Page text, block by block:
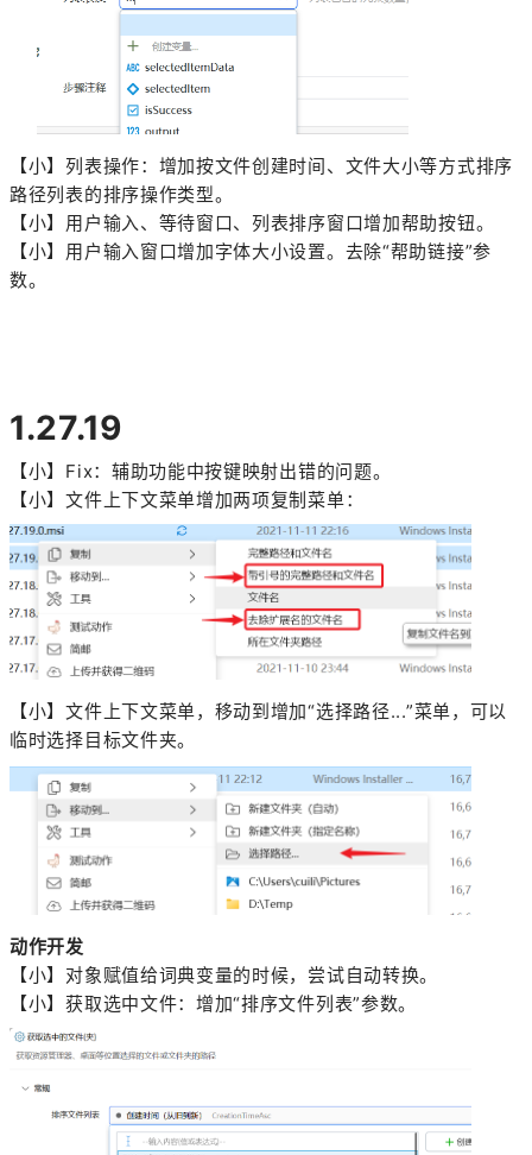
【小】列表操作：增加按文件创建时间、文件大小等方式排序
路径列表的排序操作类型。
【小】用户输入、等待窗口、列表排序窗口增加帮助按钮。
【小】用户输入窗口增加字体大小设置。去除“帮助链接”参
数。
1.27.19
【小】Fix：辅助功能中按键映射出错的问题。
【小】文件上下文菜单增加两项复制菜单：
【小】文件上下文菜单，移动到增加“选择路径...”菜单，可以
临时选择目标文件夹。
动作开发
【小】对象赋值给词典变量的时候，尝试自动转换。
【小】获取选中文件：增加“排序文件列表”参数。